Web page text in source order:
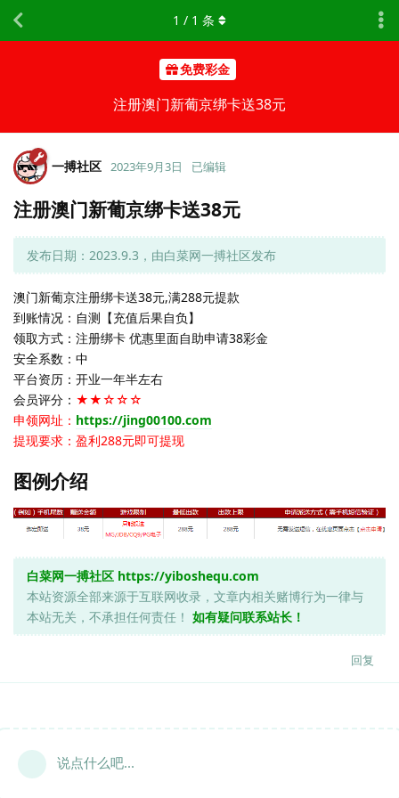
免费彩金
注册澳门新葡京绑卡送38元
1 / 1 条
一搏社区 2023年9月3日 已编辑
注册澳门新葡京绑卡送38元
发布日期：2023.9.3，由白菜网一搏社区发布
澳门新葡京注册绑卡送38元,满288元提款
到账情况：自测【充值后果自负】
领取方式：注册绑卡 优惠里面自助申请38彩金
安全系数：中
平台资历：开业一年半左右
会员评分： ★★☆☆☆
申领网址： https://jing00100.com
提现要求：盈利288元即可提现
图例介绍
白菜网一搏社区 https://yiboshequ.com
本站资源全部来源于互联网收录，文章内相关赌博行为一律与
本站无关，不承担任何责任！ 如有疑问联系站长！
回复
说点什么吧...